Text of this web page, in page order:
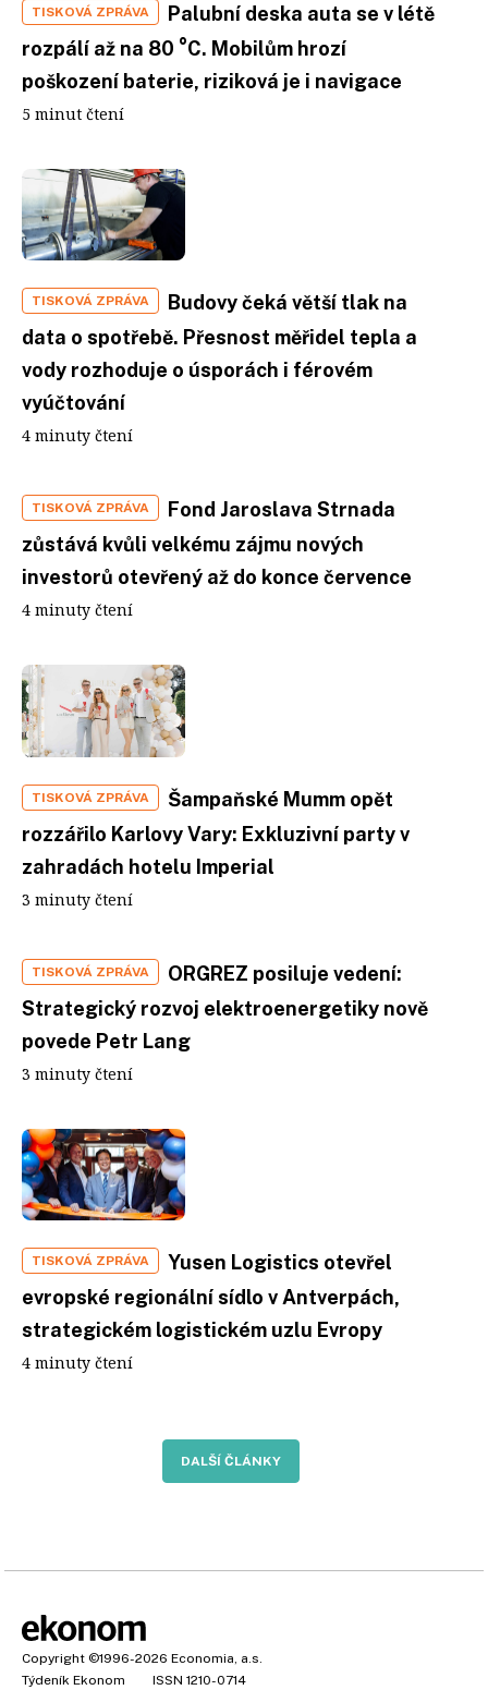
TISKOVÁ ZPRÁVA
Palubní deska auta se v létě
rozpálí až na 80 °C. Mobilům hrozí
poškození baterie, riziková je i navigace
5 minut čtení
TISKOVÁ ZPRÁVA
Budovy čeká větší tlak na
data o spotřebě. Přesnost měřidel tepla a
vody rozhoduje o úsporách i férovém
vyúčtování
4 minuty čtení
TISKOVÁ ZPRÁVA
Fond Jaroslava Strnada
zůstává kvůli velkému zájmu nových
investorů otevřený až do konce července
4 minuty čtení
TISKOVÁ ZPRÁVA
Šampaňské Mumm opět
rozzářilo Karlovy Vary: Exkluzivní party v
zahradách hotelu Imperial
3 minuty čtení
TISKOVÁ ZPRÁVA
ORGREZ posiluje vedení:
Strategický rozvoj elektroenergetiky nově
povede Petr Lang
3 minuty čtení
TISKOVÁ ZPRÁVA
Yusen Logistics otevřel
evropské regionální sídlo v Antverpách,
strategickém logistickém uzlu Evropy
4 minuty čtení
DALŠÍ ČLÁNKY
Copyright ©1996-2026 Economia, a.s.
Týdeník Ekonom
ISSN 1210-0714